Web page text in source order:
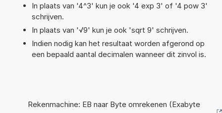
In plaats van '4^3' kun je ook '4 exp 3' of '4 pow 3'
schrijven.
In plaats van '√9' kun je ook 'sqrt 9' schrijven.
Indien nodig kan het resultaat worden afgerond op
een bepaald aantal decimalen wanneer dit zinvol is.
Rekenmachine: EB naar Byte omrekenen (Exabyte